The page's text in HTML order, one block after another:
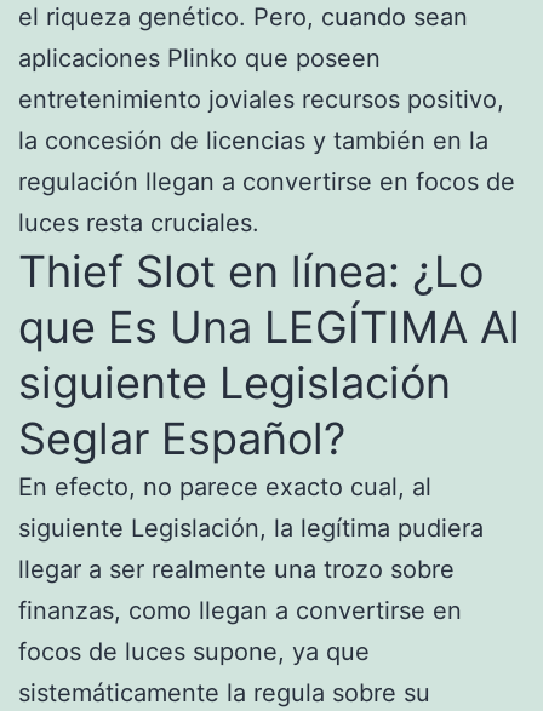
el riqueza genético. Pero, cuando sean
aplicaciones Plinko que poseen
entretenimiento joviales recursos positivo,
la concesión de licencias y también en la
regulación llegan a convertirse en focos de
luces resta cruciales.
Thief Slot en línea: ¿Lo
que Es Una LEGÍTIMA Al
siguiente Legislación
Seglar Español?
En efecto, no parece exacto cual, al
siguiente Legislación, la legítima pudiera
llegar a ser realmente una trozo sobre
finanzas, como llegan a convertirse en
focos de luces supone, ya que
sistemáticamente la regula sobre su